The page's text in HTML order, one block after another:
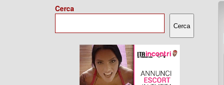
Cerca
Cerca